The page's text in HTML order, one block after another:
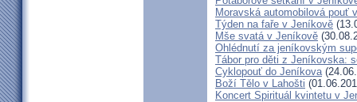
Moravská automobilová pouť
Týden na faře v Jeníkově
Mše svatá v Jeníkově
Ohlédnutí za jeníkovským
Tábor pro děti z Jeníkovska:
Cyklopouť do Jeníkova
Boží Tělo v Lahošti
Koncert Spirituál kvintetu v